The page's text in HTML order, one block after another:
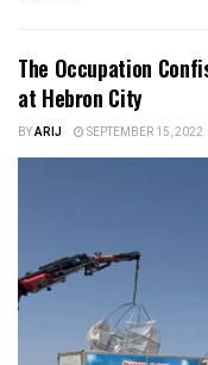
The Occupation
at Hebron City
BYARIJ SEPTEMBER 15, 2022